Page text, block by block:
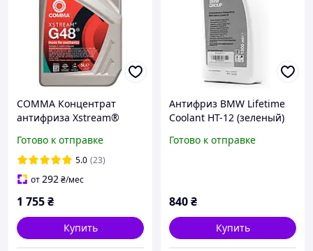
COMMA Концентрат
антифриза Xstream®
Готово к отправке
5.0 (23)
от292₴/мес
1 755₴
Купить
Антифриз BMW Lifetime
Coolant HT-12 (зеленый)
Готово к отправке
840₴
Купить